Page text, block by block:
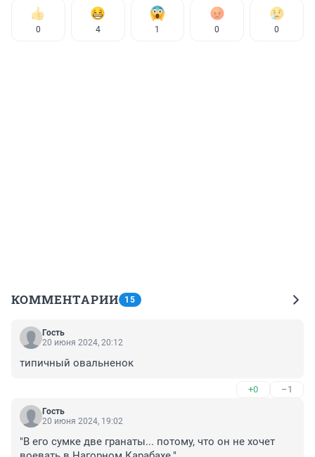
0 4 1 0 0
КОММЕНТАРИИ 15
Гость
20 июня 2024, 20:12
типичный овальненок
+0 –1
Гость
20 июня 2024, 19:02
"В его сумке две гранаты... потому, что он не хочет